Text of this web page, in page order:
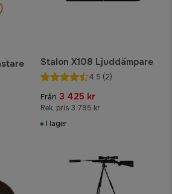
Stalon X108 Ljuddämpare
4.5 (2)
Från 3 425 kr
Rek. pris 3 795 kr
I lager